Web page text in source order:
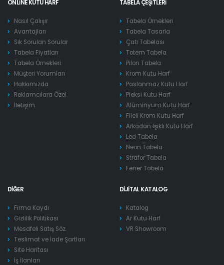
ONLINE KUTU HARF
Nasıl Çalışır
Avantajları
Sık Sorulan Sorular
Tabela Fiyatları
Tabela Örnekleri
Müşteri Yorumları
Hakkımızda
Reklamcılara Özel
İletişim
TABELA ÇEŞITLERI
Tabela Örnekleri
Tabela Tasarla
Çatı Tabelası
Totem Tabela
Pilon Tabela
Krom Kutu Harf
Paslanmaz Kutu Harf
Pleksi Kutu Harf
Alüminyum Kutu Harf
Fileli Krom Kutu Harf
Arkadan Işıklı Kutu Harf
Led Tabela
Neon Tabela
Strafor Tabela
Fener Tabela
DIĞER
Firma Kaydı
Gizlilik Politikası
Mesafeli Satış Söz.
Teslimat ve İade Şartları
Site Haritası
İş İlanları
DIJITAL KATALOG
Katalog
Ar Kutu Harf
VR Showroom